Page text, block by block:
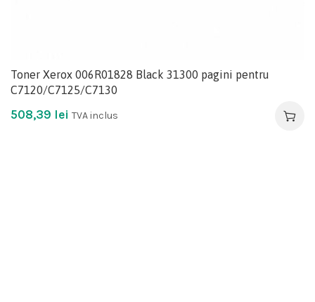
Toner Xerox 006R01828 Black 31300 pagini pentru
C7120/C7125/C7130
508,39 lei TVA inclus